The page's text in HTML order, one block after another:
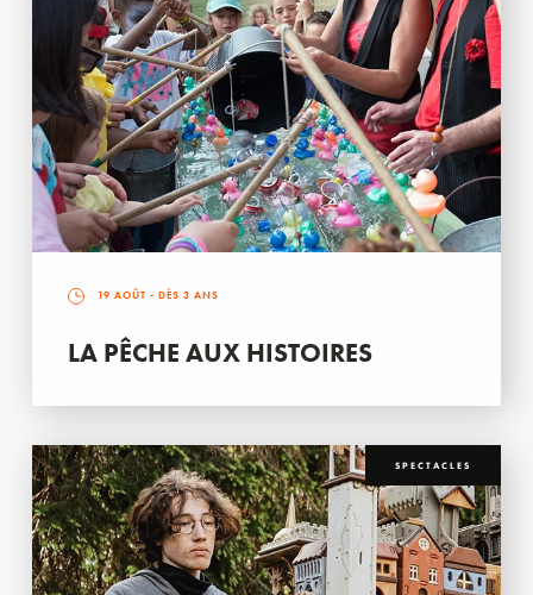
19 AOÛT - DÈS 3 ANS
LA PÊCHE AUX HISTOIRES
SPECTACLES